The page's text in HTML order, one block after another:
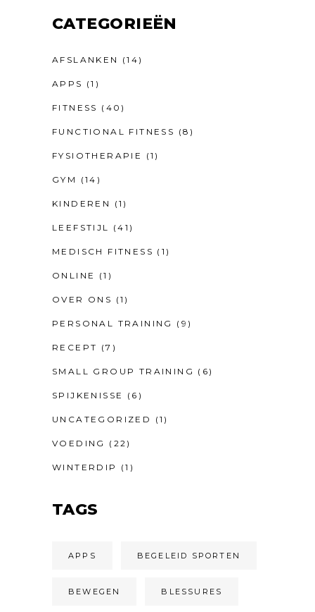
CATEGORIEËN
AFSLANKEN (14)
APPS (1)
FITNESS (40)
FUNCTIONAL FITNESS (8)
FYSIOTHERAPIE (1)
GYM (14)
KINDEREN (1)
LEEFSTIJL (41)
MEDISCH FITNESS (1)
ONLINE (1)
OVER ONS (1)
PERSONAL TRAINING (9)
RECEPT (7)
SMALL GROUP TRAINING (6)
SPIJKENISSE (6)
UNCATEGORIZED (1)
VOEDING (22)
WINTERDIP (1)
TAGS
APPS BEGELEID SPORTEN
BEWEGEN BLESSURES